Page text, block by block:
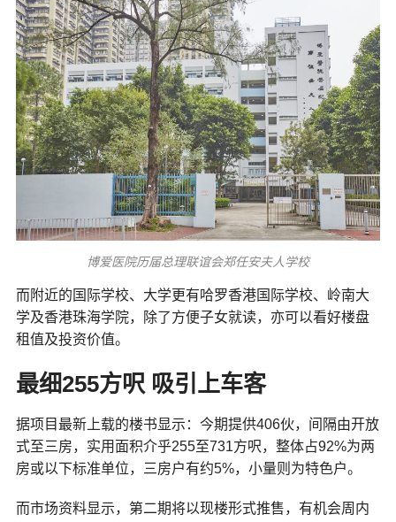
博爱医院历届总理联谊会郑任安夫人学校
而附近的国际学校、大学更有哈罗香港国际学校、岭南大
学及香港珠海学院，除了方便子女就读，亦可以看好楼盘
租值及投资价值。
最细255方呎 吸引上车客
据项目最新上载的楼书显示：今期提供406伙，间隔由开放
式至三房，实用面积介乎255至731方呎，整体占92%为两
房或以下标准单位，三房户有约5%，小量则为特色户。
而市场资料显示，第二期将以现楼形式推售，有机会周内